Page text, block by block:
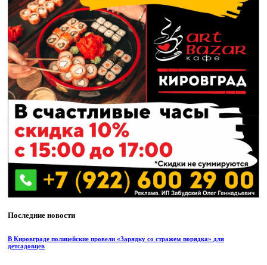
Последние новости
В Кировграде полицейские провели «Зарядку со стражем порядка» для
детсадовцев